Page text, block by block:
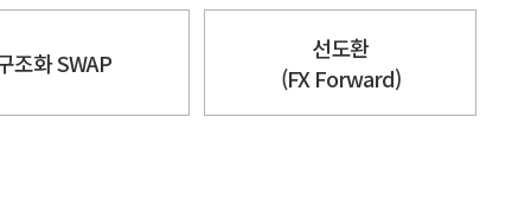
조화 SWAP
선도환
(FX Forward)